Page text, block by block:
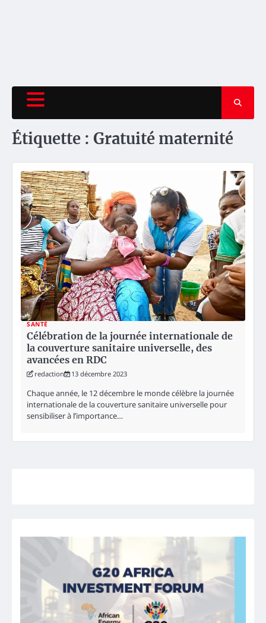
Étiquette : Gratuité maternité
SANTÉ
Célébration de la journée internationale de
la couverture sanitaire universelle, des
avancées en RDC
redaction 13 décembre 2023
Chaque année, le 12 décembre le monde célèbre la journée
internationale de la couverture sanitaire universelle pour
sensibiliser à l’importance…